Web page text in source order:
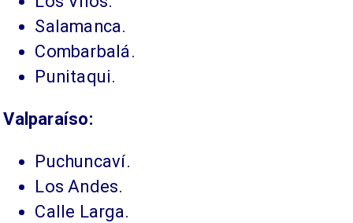
Salamanca.
Combarbalá.
Punitaqui.
Valparaíso:
Puchuncaví.
Los Andes.
Calle Larga.